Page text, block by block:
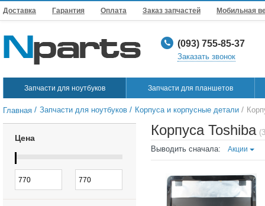
Доставка Гарантия Оплата Заказ запчастей Мобильная
(093) 755-85-37
Заказать звонок
Запчасти для ноутбуков Запчасти для планшетов
Главная / Запчасти для ноутбуков / Корпуса и корпусные детали /
Корпуса Toshiba
Выводить сначала:
Акции
Цена